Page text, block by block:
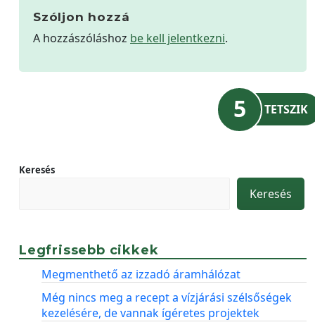
Szóljon hozzá
A hozzászóláshoz be kell jelentkezni.
5 TETSZIK
Keresés
Keresés
Legfrissebb cikkek
Megmenthető az izzadó áramhálózat
Még nincs meg a recept a vízjárási szélsőségek
kezelésére, de vannak ígéretes projektek